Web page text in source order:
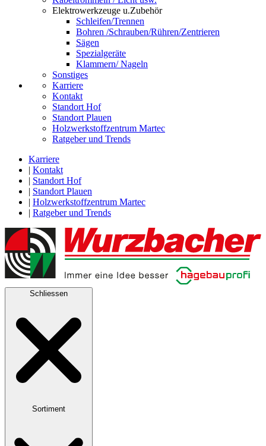
Elektrowerkzeuge u.Zubehör
Schleifen/Trennen
Bohren /Schrauben/Rühren/Zentrieren
Sägen
Spezialgeräte
Klammern/ Nageln
Sonstiges
Karriere
Kontakt
Standort Hof
Standort Plauen
Holzwerkstoffzentrum Martec
Ratgeber und Trends
Karriere
| Kontakt
| Standort Hof
| Standort Plauen
| Holzwerkstoffzentrum Martec
| Ratgeber und Trends
Schliessen
Sortiment